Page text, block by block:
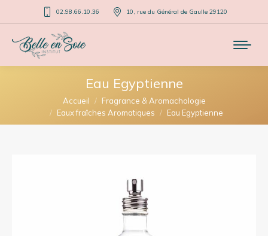
02.98.66.10.36 10, rue du Général de Gaulle 29120
Eau Egyptienne
Vous êtes ici :Accueil
Fragrance & Aromachologie
Eaux fraîches Aromatiques
Eau Egyptienne